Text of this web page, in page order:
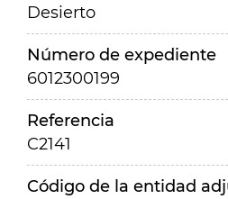
Desierto
Número de expediente
6012300199
Referencia
C2141
Código de la entidad